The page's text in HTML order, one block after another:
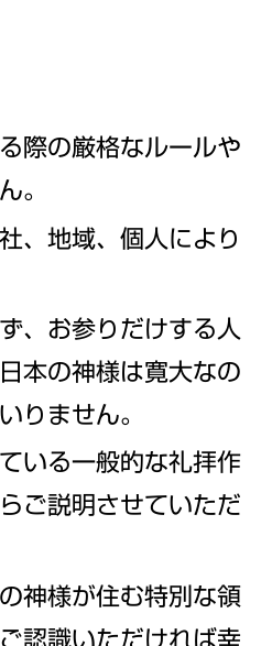
際の厳格なルールや
。
、地域、個人により
、お参りだけする人
本の神様は寛大なの
りません。
いる一般的な礼拝作
ご説明させていただ
神様が住む特別な領
認識いただければ幸